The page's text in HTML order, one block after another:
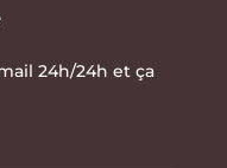
24h/24h et ça